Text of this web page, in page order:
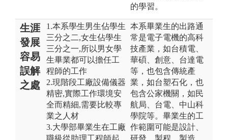
的學習。
生涯
發展
容易
誤解
之處
1.本系學生男生佔學生
三分之二,女生佔學生
三分之一,所以男女學
生畢業都可以擔任工
程師的工作
2.現階段工廠設備儀器
精密,實際工作環境安
全而精細,需要比較專
業之人材
3.大學部畢業生在工廠
職級從助理工程師起
本系畢業生的出路通
常是電子電機的高科
技產業，如台積電、
華碩、創意、台達電
等，也包含傳統產
業，如台塑石化，也
包含公家機關，如民
航局、台電、中山科
學院等。畢業生的工
作範圍可能是設計、
研發、製程、製造、